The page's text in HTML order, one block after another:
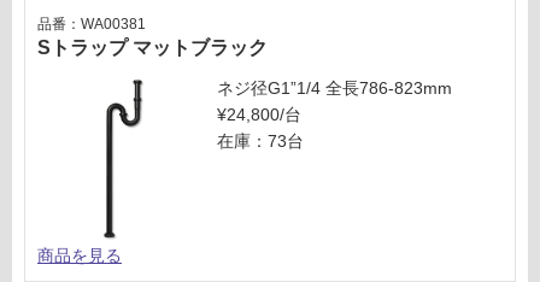
Sトラップ マットブラック
品番：WA00381
ネジ径G1”1/4 全長786-823mm
¥24,800/台
在庫：73台
商品を見る